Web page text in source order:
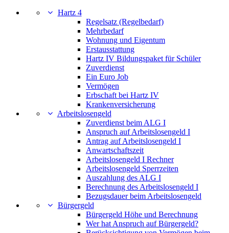
Hartz 4
Regelsatz (Regelbedarf)
Mehrbedarf
Wohnung und Eigentum
Erstausstattung
Hartz IV Bildungspaket für Schüler
Zuverdienst
Ein Euro Job
Vermögen
Erbschaft bei Hartz IV
Krankenversicherung
Arbeitslosengeld
Zuverdienst beim ALG I
Anspruch auf Arbeitslosengeld I
Antrag auf Arbeitslosengeld I
Anwartschaftszeit
Arbeitslosengeld I Rechner
Arbeitslosengeld Sperrzeiten
Auszahlung des ALG I
Berechnung des Arbeitslosengeld I
Bezugsdauer beim Arbeitslosengeld
Bürgergeld
Bürgergeld Höhe und Berechnung
Wer hat Anspruch auf Bürgergeld?